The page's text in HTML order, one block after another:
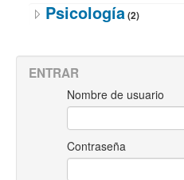
Psicología(2)
ENTRAR
Nombre de usuario
Contraseña